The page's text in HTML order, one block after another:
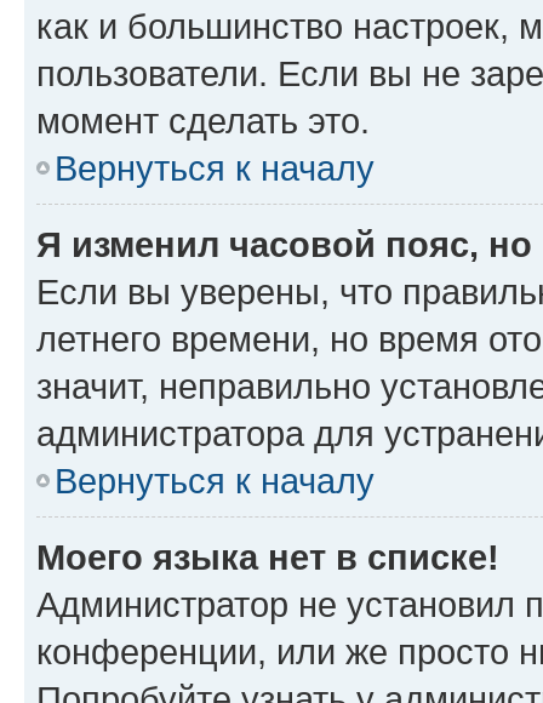
как и большинство настроек,
пользователи. Если вы не
момент сделать это.
Вернуться к началу
Я изменил часовой пояс,
Если вы уверены, что
летнего времени, но время
значит, неправильно
администратора для
Вернуться к началу
Моего языка нет в списке!
Администратор не установил
конференции, или же просто